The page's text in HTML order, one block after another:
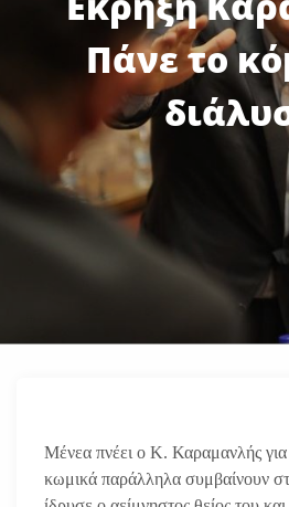
Πάνε το
Μένεα πνέει ο Κ. Καραμανλής για
κωμικά παράλληλα συμβαίνουν